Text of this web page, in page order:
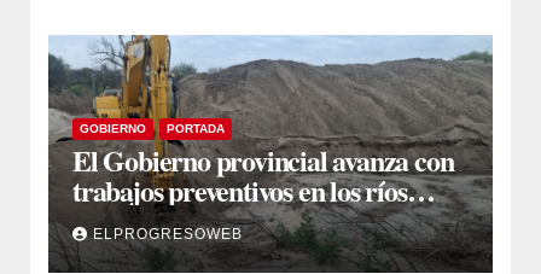
GOBIERNO PORTADA
El Gobierno provincial avanza con
trabajos preventivos en los ríos
Dulce y Salado y en los Bajos
Submeridionales
ELPROGRESOWEB